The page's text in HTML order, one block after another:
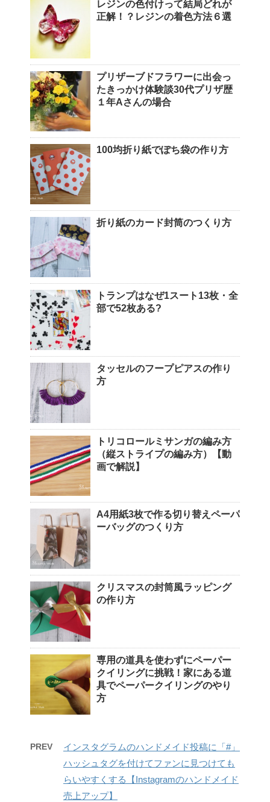
レジンの色付けって結局どれが
正解！？レジンの着色方法６選
プリザーブドフラワーに出会っ
たきっかけ体験談30代プリザ歴
１年Aさんの場合
100均折り紙でぽち袋の作り方
折り紙のカード封筒のつくり方
トランプはなぜ1スート13枚・全
部で52枚ある?
タッセルのフープピアスの作り
方
トリコロールミサンガの編み方
（縦ストライプの編み方）【動
画で解説】
A4用紙3枚で作る切り替えペーパ
ーバッグのつくり方
クリスマスの封筒風ラッピング
の作り方
専用の道具を使わずにペーパー
クイリングに挑戦！家にある道
具でペーパークイリングのやり
方
PREV
インスタグラムのハンドメイド投稿に「#」
ハッシュタグを付けてファンに見つけても
らいやすくする【Instagramのハンドメイド
売上アップ】